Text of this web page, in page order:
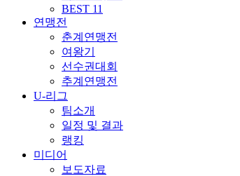
BEST 11
연맹전
춘계연맹전
여왕기
선수권대회
추계연맹전
U-리그
팀소개
일정 및 결과
랭킹
미디어
보도자료